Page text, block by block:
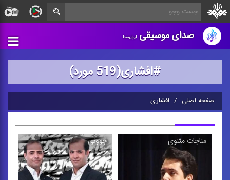
صدای موسیقیایران‌صدا
#افشاری(519 مورد)
صفحه اصلی افشاری
مناجات مثنوی جوونی